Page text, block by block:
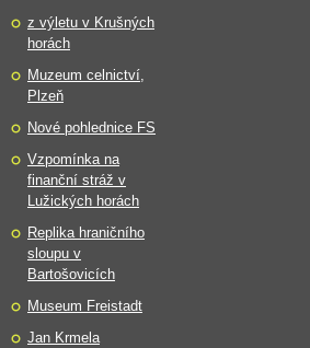
z výletu v Krušných
horách
Muzeum celnictví,
Plzeň
Nové pohlednice FS
Vzpomínka na
finanční stráž v
Lužických horách
Replika hraničního
sloupu v
Bartošovicích
Museum Freistadt
Jan Krmela